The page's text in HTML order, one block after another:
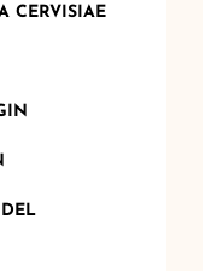
CERVISIAE